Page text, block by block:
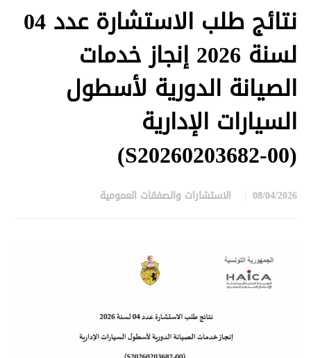
نتائج طلب الاستشارة عدد 04
لسنة 2026 إنجاز خدمات
الصيانة الدورية لأسطول
السيارات الإدارية
(S20260203682-00)
08/04/2026 الاستشارات والصفقات العمومية